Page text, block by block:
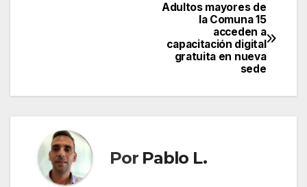
Adultos mayores de
la Comuna 15
acceden a
capacitación digital
gratuita en nueva
sede
Por Pablo L.